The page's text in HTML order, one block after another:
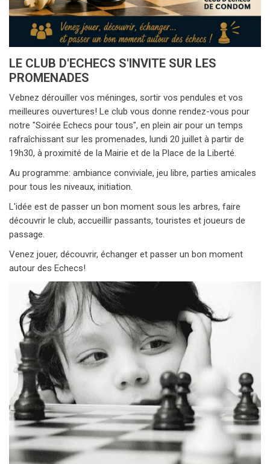
LE CLUB D'ECHECS S'INVITE SUR LES
PROMENADES
Vebnez dérouiller vos méninges, sortir vos pendules et vos
meilleures ouvertures! Le club vous donne rendez-vous pour
notre "Soirée Echecs pour tous", en plein air pour un temps
rafraîchissant sur les promenades, lundi 20 juillet à partir de
19h30, à proximité de la Mairie et de la Place de la Liberté.
Au programme: ambiance conviviale, jeu libre, parties amicales
pour tous les niveaux, initiation.
L'idée est de passer un bon moment sous les arbres, faire
découvrir le club, accueillir passants, touristes et joueurs de
passage.
Venez jouer, découvrir, échanger et passer un bon moment
autour des Echecs!